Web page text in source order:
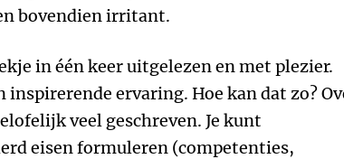
bovendien irritant.
in één keer uitgelezen en met plezier.
inspirerende ervaring. Hoe kan dat zo?
veel geschreven. Je kunt
eisen formuleren (competenties,